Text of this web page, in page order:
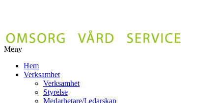
Meny
vidare
Hem
Verksamhet
Verksamhet
Styrelse
Medarbetare/Ledarskap